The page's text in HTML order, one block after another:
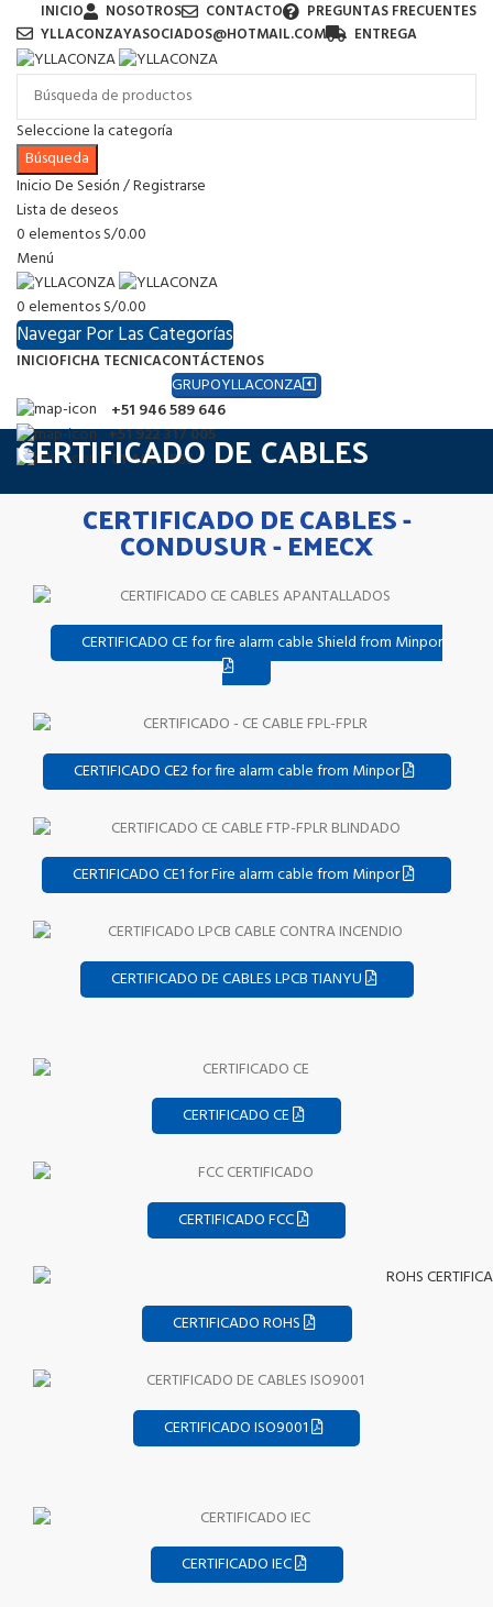
INICIO NOSOTROS CONTACTO
PREGUNTAS FRECUENTES
YLLACONZAYASOCIADOS@HOTMAIL.COM
ENTREGA
Seleccione la categoría
Búsqueda
Inicio De Sesión / Registrarse
Lista de deseos
0elementosS/0.00
Menú
0elementosS/0.00
Navegar Por Las Categorías
INICIOFICHA TECNICACONTÁCTENOS
GRUPOYLLACONZA
+51 946 589 646
+51 922 317 005
01 460 3565
CERTIFICADO DE CABLES
CERTIFICADO DE CABLES -
CONDUSUR - EMECX
CERTIFICADO CE for fire alarm cable Shield from Minpor
CERTIFICADO CE2 for fire alarm cable from Minpor
CERTIFICADO CE1 for Fire alarm cable from Minpor
CERTIFICADO DE CABLES LPCB TIANYU
CERTIFICADO CE
CERTIFICADO FCC
CERTIFICADO ROHS
CERTIFICADO ISO9001
CERTIFICADO IEC